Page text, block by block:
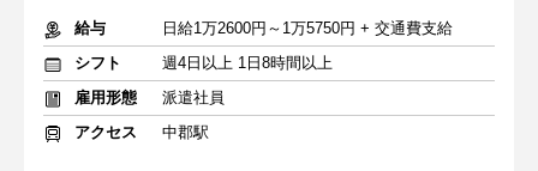
給与
日給1万2600円～1万5750円 + 交通費支給
シフト
週4日以上 1日8時間以上
雇用形態
派遣社員
アクセス
中郡駅